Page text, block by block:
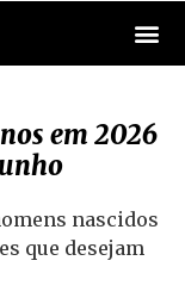
em 2026
nascidos
que desejam